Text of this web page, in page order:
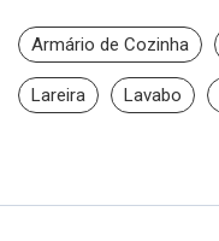
Armário de Cozinha
Lareira Lavabo